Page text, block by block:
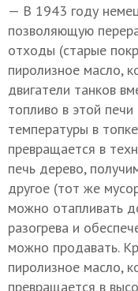
— В 1943 году
позволяющую
отходы (старые
пиролизное масло,
двигатели танков
топливо в этой печи
температуры в
превращается в
печь дерево,
другое (тот же
можно отапливать
разогрева и
можно продавать.
пиролизное масло,
превращается в